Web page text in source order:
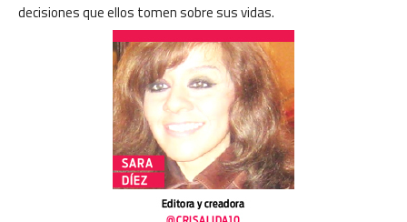
decisiones que ellos tomen sobre sus vidas.